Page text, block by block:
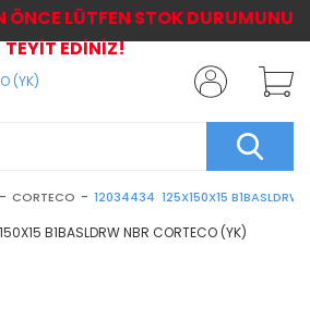
CORTECO 12034434 125X150X15 B1BASLDRW
ÖNCE LÜTFEN STOK DURUMUNU
TEYİT EDİNİZ!